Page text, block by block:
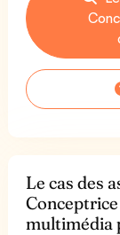
Le cas des
multimédia